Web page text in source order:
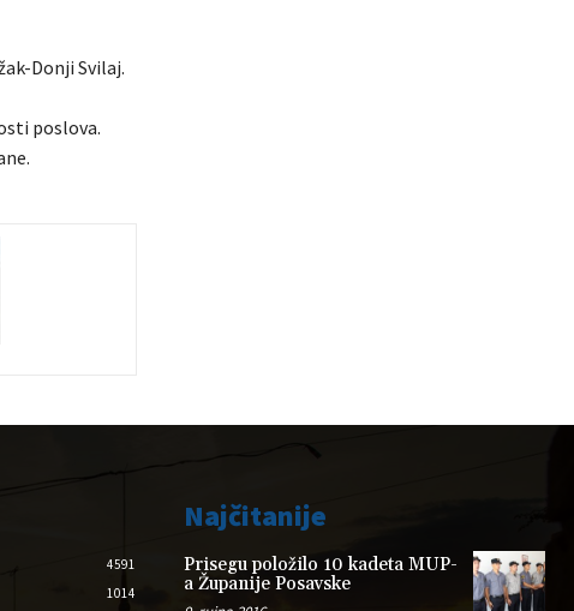
Donji Svilaj.
poslova.
4591
1014
Najčitanije
Prisegu položilo 10 kadeta MUP-
a Županije Posavske